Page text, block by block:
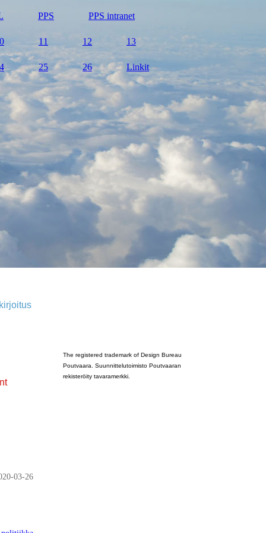
PPS PPS intranet
11 12 13
25 26 Linkit
03-26
The registered trademark of Design Bureau
Poutvaara. Suunnittelutoimisto Poutvaaran
rekisteröity tavaramerkki.